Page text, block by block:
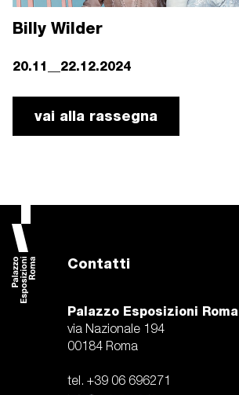
Billy Wilder
20.11__22.12.2024
vai alla rassegna
Contatti
Palazzo Esposizioni Roma
via Nazionale 194
00184 Roma
tel. +39 06 696271